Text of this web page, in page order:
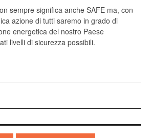
sempre significa anche SAFE ma, con
azione di tutti saremo in grado di
energetica del nostro Paese
livelli di sicurezza possibili.